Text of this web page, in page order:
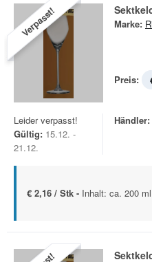
Verpasst! Marke:
Preis:
Leider verpasst!
Gültig: 15.12. -
21.12.
Händler:
€ 2,16 / Stk - Inhalt: ca. 200 ml